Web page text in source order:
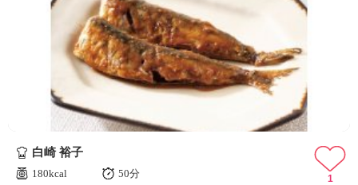
白崎 裕子
180kcal
50分
1